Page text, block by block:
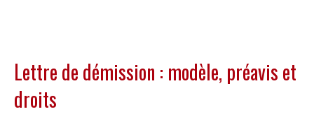
Lettre de démission : modèle, préavis et
droits